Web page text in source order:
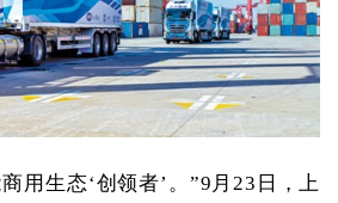
用生态‘创领者’。”9月23日，上